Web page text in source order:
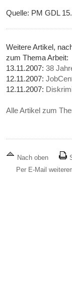
Quelle: PM GDL
Weitere Artikel,
zum Thema Arbeit:
13.11.2007:38
12.11.2007:
12.11.2007:
Alle Artikel zum
Nach oben
Per E-Mail